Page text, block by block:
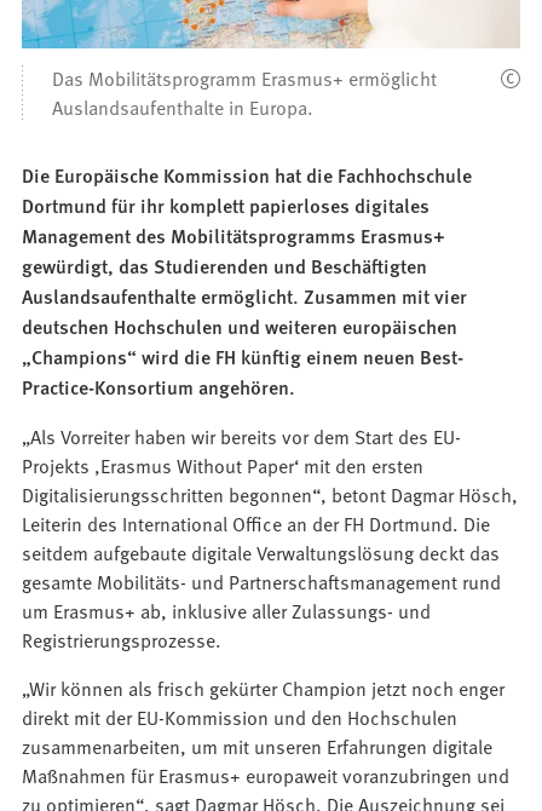
Das Mobilitätsprogramm Erasmus+ ermöglicht
Auslandsaufenthalte in Europa.
Die Europäische Kommission hat die Fachhochschule
Dortmund für ihr komplett papierloses digitales
Management des Mobilitätsprogramms Erasmus+
gewürdigt, das Studierenden und Beschäftigten
Auslandsaufenthalte ermöglicht. Zusammen mit vier
deutschen Hochschulen und weiteren europäischen
„Champions“ wird die FH künftig einem neuen Best-
Practice-Konsortium angehören.
„Als Vorreiter haben wir bereits vor dem Start des EU-
Projekts ,Erasmus Without Paper‘ mit den ersten
Digitalisierungsschritten begonnen“, betont Dagmar Hösch,
Leiterin des International Office an der FH Dortmund. Die
seitdem aufgebaute digitale Verwaltungslösung deckt das
gesamte Mobilitäts- und Partnerschaftsmanagement rund
um Erasmus+ ab, inklusive aller Zulassungs- und
Registrierungsprozesse.
„Wir können als frisch gekürter Champion jetzt noch enger
direkt mit der EU-Kommission und den Hochschulen
zusammenarbeiten, um mit unseren Erfahrungen digitale
Maßnahmen für Erasmus+ europaweit voranzubringen und
zu optimieren“, sagt Dagmar Hösch. Die Auszeichnung sei